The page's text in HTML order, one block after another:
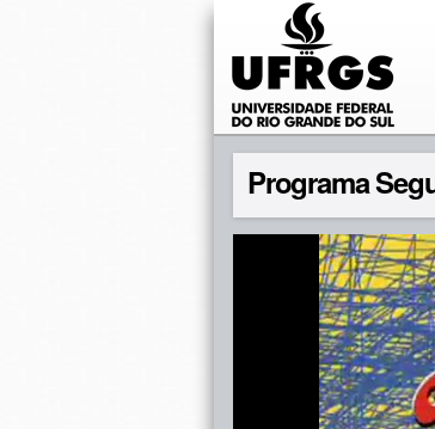
Programa